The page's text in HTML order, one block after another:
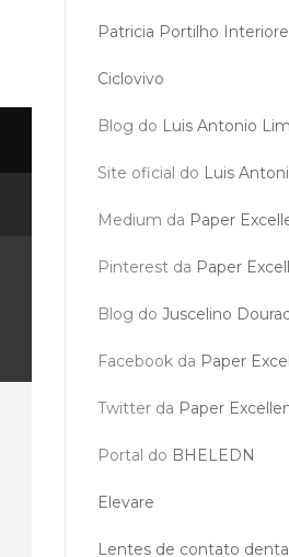
Patricia Portilho
Ciclovivo
Blog do Luis Antonio
Site oficial do Luis
Medium da Paper
Pinterest da Paper
Blog doJuscelino
Facebook da Paper
Twitter da Paper
Portal do BHELEDN
Elevare
Lentes de contato